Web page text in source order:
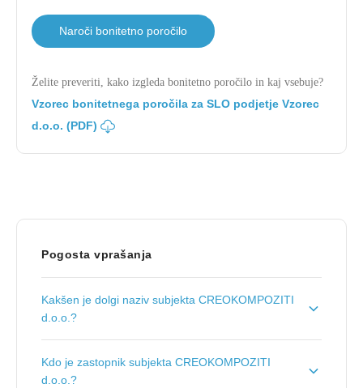
Naroči bonitetno poročilo
Želite preveriti, kako izgleda bonitetno poročilo in kaj vsebuje?
Vzorec bonitetnega poročila za SLO podjetje Vzorec
d.o.o. (PDF)
Pogosta vprašanja
Kakšen je dolgi naziv subjekta CREOKOMPOZITI
d.o.o.?
proizvodnja, trgovina in storitve d.o.o..
Kdo je zastopnik subjekta CREOKOMPOZITI
d.o.o.?